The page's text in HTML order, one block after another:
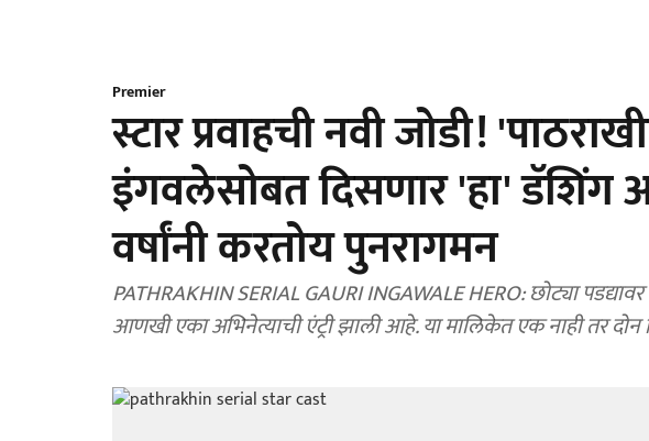
Premier
स्टार प्रवाहची नवी जोडी!
इंगवलेसोबत दिसणार 'हा' डॅशिंग
वर्षांनी करतोय पुनरागमन
PATHRAKHIN SERIAL GAURI INGAWALE HERO: छोट्या
आणखी एका अभिनेत्याची एंट्री झाली आहे. या मालिकेत एक नाही तर दोन